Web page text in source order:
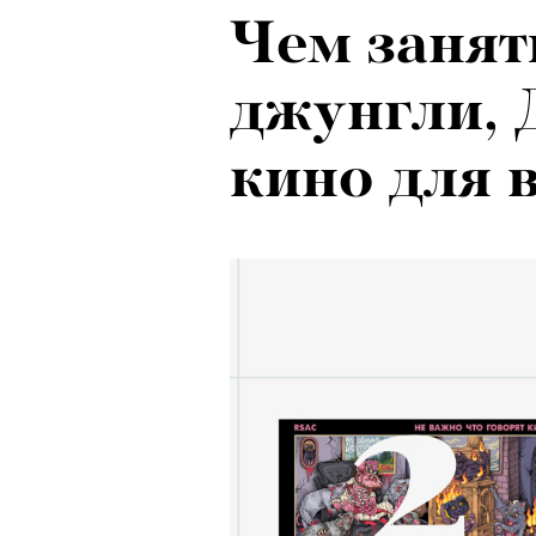
Чем
джунгли,
кино для
почему
в горы